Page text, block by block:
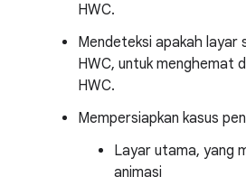
HWC.
Mendeteksi apakah layar
HWC, untuk menghemat
HWC.
Mempersiapkan kasus
Layar utama, yang
animasi